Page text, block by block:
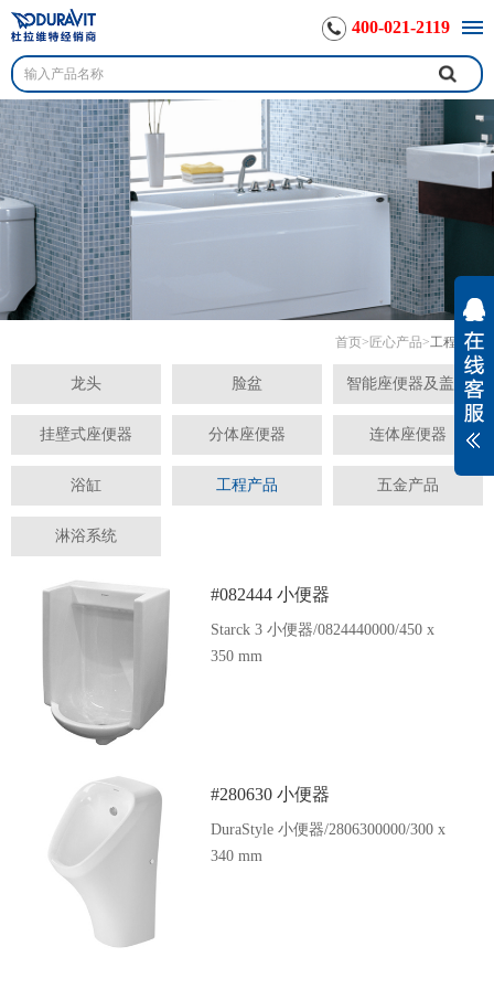
400-021-2119
首页> 匠心产品>工程产品
龙头 脸盆 智能座便器及盖板
挂壁式座便器 分体座便器 连体座便器
浴缸 工程产品 五金产品
淋浴系统
#082444 小便器
Starck 3 小便器/0824440000/450 x
350 mm
#280630 小便器
DuraStyle 小便器/2806300000/300 x
340 mm